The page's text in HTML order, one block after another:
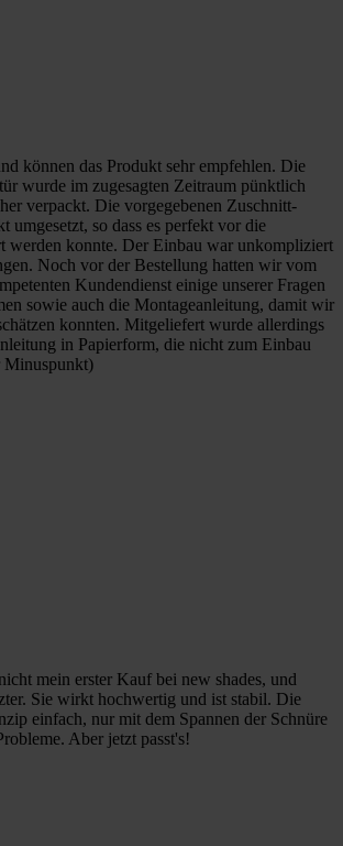
können das Produkt sehr empfehlen. Die
wurde im zugesagten Zeitraum pünktlich
verpackt. Die vorgegebenen Zuschnitt-
umgesetzt, so dass es perfekt vor die
werden konnte. Der Einbau war unkompliziert
Noch vor der Bestellung hatten wir vom
Kundendienst einige unserer Fragen
sowie auch die Montageanleitung, damit wir
konnten. Mitgeliefert wurde allerdings
in Papierform, die nicht zum Einbau
Minuspunkt)
mein erster Kauf bei new shades, und
Sie wirkt hochwertig und ist stabil. Die
einfach, nur mit dem Spannen der Schnüre
Aber jetzt passt's!